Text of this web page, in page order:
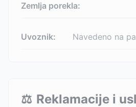
Zemlja porekla:
Uvoznik: Navedeno na
⚖️ Reklamacije i